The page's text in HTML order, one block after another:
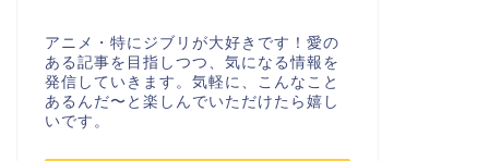
アニメ・特にジブリが大好きです！愛の
ある記事を目指しつつ、気になる情報を
発信していきます。気軽に、こんなこと
あるんだ〜と楽しんでいただけたら嬉し
いです。